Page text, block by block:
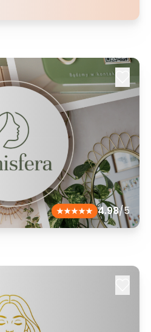
4.98/5